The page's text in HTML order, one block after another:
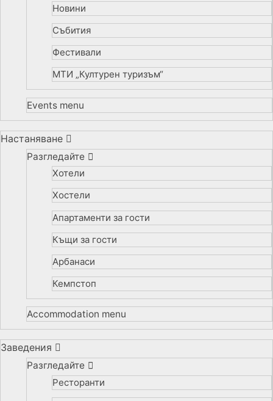
Новини
Събития
Фестивали
МТИ „Културен туризъм“
Events menu
Настаняване
Разгледайте
Хотели
Хостели
Апартаменти за гости
Къщи за гости
Арбанаси
Кемпстоп
Accommodation menu
Заведения
Разгледайте
Ресторанти